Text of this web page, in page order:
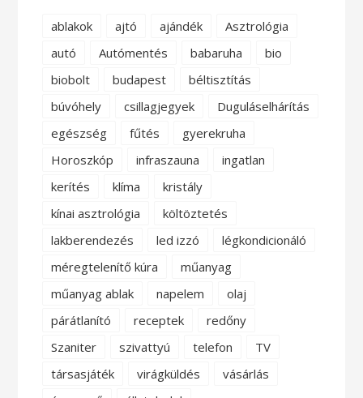
ablakok ajtó ajándék
Asztrológia
autó
Autómentés babaruha
bio
biobolt
budapest
béltisztítás
búvóhely
csillagjegyek
Duguláselhárítás
egészség
fűtés
gyerekruha
Horoszkóp
infraszauna
ingatlan
kerítés
klíma
kristály
kínai asztrológia
költöztetés
lakberendezés
led izzó
légkondicionáló
méregtelenítő kúra
műanyag
műanyag ablak
napelem
olaj
párátlanító
receptek
redőny
Szaniter
szivattyú telefon
TV
társasjáték
virágküldés
vásárlás